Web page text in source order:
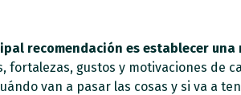
recomendación es establecer
gustos y motivaciones de
van a pasar las cosas y si va a